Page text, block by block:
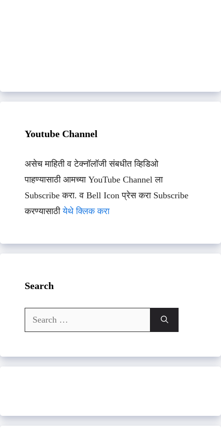
Youtube Channel
असेच माहिती व टेक्नॉलॉजी संबधीत व्हिडिओ
पाहण्यासाठी आमच्या YouTube Channel ला
Subscribe करा. व Bell Icon प्रेस करा Subscribe
करण्यासाठीयेथे क्लिक करा
Search
Search
for: